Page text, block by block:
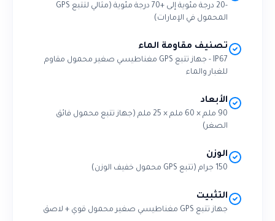
-20 درجة مئوية إلى +70 درجة مئوية (مثالي لتتبع GPS
المحمول في الإمارات)
تصنيف مقاومة الماء
IP67 - جهاز تتبع GPS مغناطيسي صغير محمول مقاوم
للغبار والماء
الأبعاد
90 ملم × 60 ملم × 25 ملم (جهاز تتبع محمول فائق
الصغر)
الوزن
150 جرام (تتبع GPS محمول خفيف الوزن)
التثبيت
جهاز تتبع GPS مغناطيسي صغير محمول قوي + لاصق